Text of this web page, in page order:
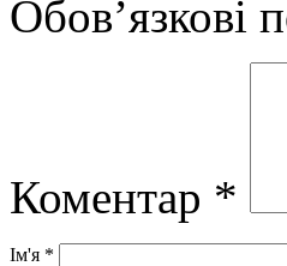
Обов’язкові
Коментар *
Ім'я *